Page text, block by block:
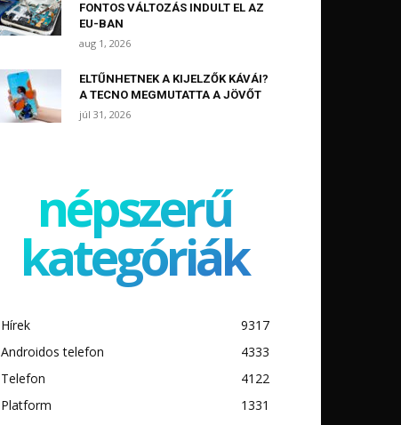
FONTOS VÁLTOZÁS INDULT EL AZ
EU-BAN
aug 1, 2026
ELTŰNHETNEK A KIJELZŐK KÁVÁI?
A TECNO MEGMUTATTA A JÖVŐT
júl 31, 2026
népszerű
kategóriák
Hírek
9317
Androidos telefon
4333
Telefon
4122
Platform
1331